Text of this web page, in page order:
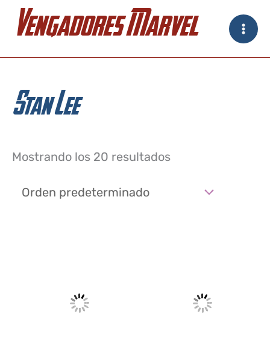
Vengadores Marvel
Stan Lee
Mostrando los 20 resultados